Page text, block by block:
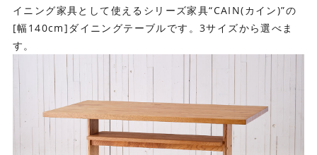
イニング家具として使えるシリーズ家具“CAIN(カイン)”の
[幅140cm]ダイニングテーブルです。3サイズから選べま
す。